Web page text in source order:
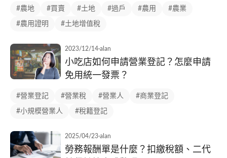
#農地 #買賣 #土地 #過戶 #農用 #農業
#農用證明 #土地增值稅
2023/12/14·alan
小吃店如何申請營業登記？怎麼申請
免用統一發票？
#營業登記 #營業稅 #營業人 #商業登記
#小規模營業人 #稅籍登記
2025/04/23·alan
勞務報酬單是什麼？扣繳稅額、二代